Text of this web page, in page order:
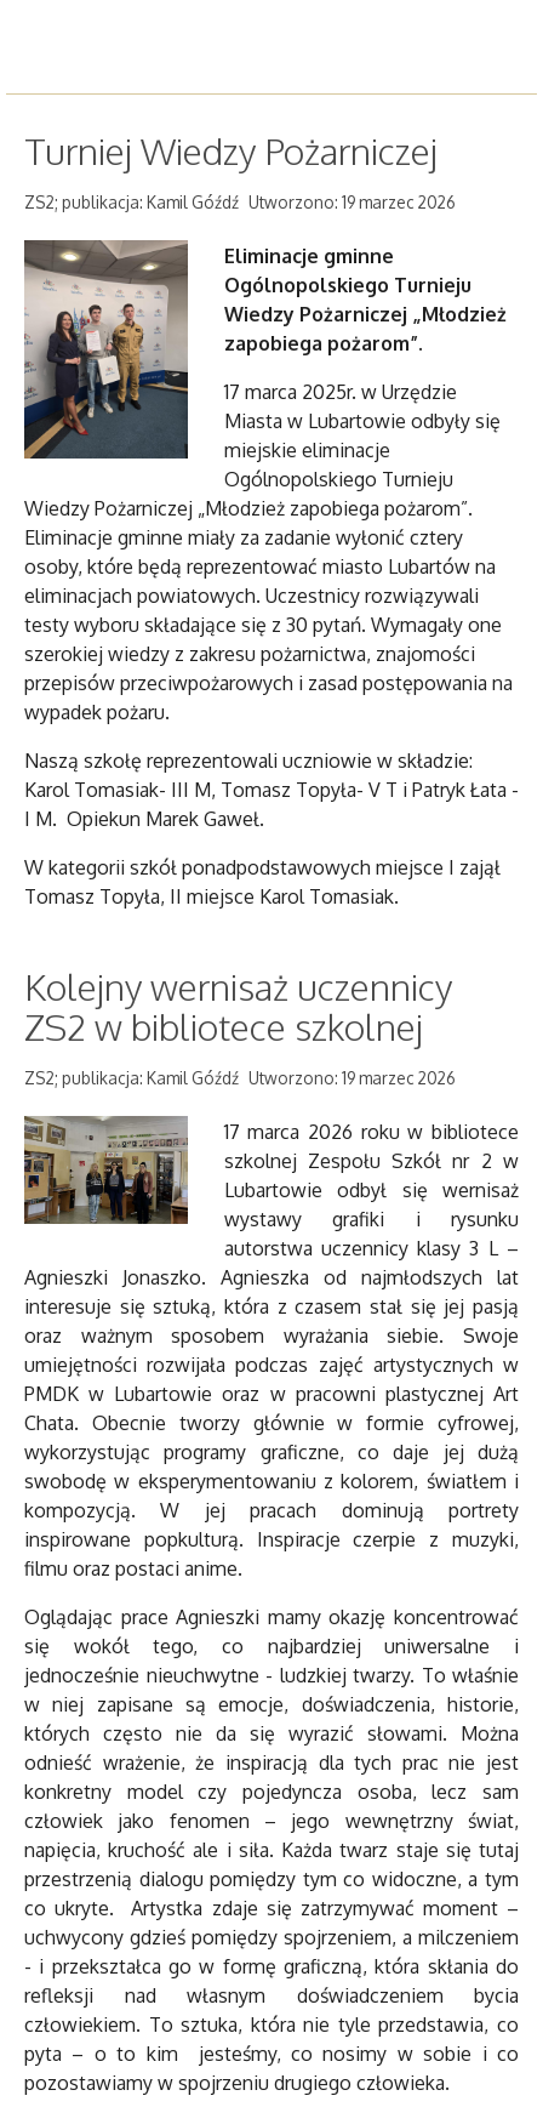
Turniej Wiedzy Pożarniczej
ZS2; publikacja: Kamil Góźdź Utworzono: 19 marzec 2026
Eliminacje gminne
Ogólnopolskiego Turnieju
Wiedzy Pożarniczej „Młodzież
zapobiega pożarom”.
17 marca 2025r. w Urzędzie
Miasta w Lubartowie odbyły się
miejskie eliminacje
Ogólnopolskiego Turnieju
Wiedzy Pożarniczej „Młodzież zapobiega pożarom”.
Eliminacje gminne miały za zadanie wyłonić cztery
osoby, które będą reprezentować miasto Lubartów na
eliminacjach powiatowych. Uczestnicy rozwiązywali
testy wyboru składające się z 30 pytań. Wymagały one
szerokiej wiedzy z zakresu pożarnictwa, znajomości
przepisów przeciwpożarowych i zasad postępowania na
wypadek pożaru.
Naszą szkołę reprezentowali uczniowie w składzie:
Karol Tomasiak- III M, Tomasz Topyła- V T i Patryk Łata -
I M. Opiekun Marek Gaweł.
W kategorii szkół ponadpodstawowych miejsce I zajął
Tomasz Topyła, II miejsce Karol Tomasiak.
Kolejny wernisaż uczennicy
ZS2 w bibliotece szkolnej
ZS2; publikacja: Kamil Góźdź Utworzono: 19 marzec 2026
17 marca 2026 roku w bibliotece
szkolnej Zespołu Szkół nr 2 w
Lubartowie odbył się wernisaż
wystawy grafiki i rysunku
autorstwa uczennicy klasy 3 L –
Agnieszki Jonaszko. Agnieszka od najmłodszych lat
interesuje się sztuką, która z czasem stał się jej pasją
oraz ważnym sposobem wyrażania siebie. Swoje
umiejętności rozwijała podczas zajęć artystycznych w
PMDK w Lubartowie oraz w pracowni plastycznej Art
Chata. Obecnie tworzy głównie w formie cyfrowej,
wykorzystując programy graficzne, co daje jej dużą
swobodę w eksperymentowaniu z kolorem, światłem i
kompozycją. W jej pracach dominują portrety
inspirowane popkulturą. Inspiracje czerpie z muzyki,
filmu oraz postaci anime.
Oglądając prace Agnieszki mamy okazję koncentrować
się wokół tego, co najbardziej uniwersalne i
jednocześnie nieuchwytne - ludzkiej twarzy. To właśnie
w niej zapisane są emocje, doświadczenia, historie,
których często nie da się wyrazić słowami. Można
odnieść wrażenie, że inspiracją dla tych prac nie jest
konkretny model czy pojedyncza osoba, lecz sam
człowiek jako fenomen – jego wewnętrzny świat,
napięcia, kruchość ale i siła. Każda twarz staje się tutaj
przestrzenią dialogu pomiędzy tym co widoczne, a tym
co ukryte. Artystka zdaje się zatrzymywać moment –
uchwycony gdzieś pomiędzy spojrzeniem, a milczeniem
- i przekształca go w formę graficzną, która skłania do
refleksji nad własnym doświadczeniem bycia
człowiekiem. To sztuka, która nie tyle przedstawia, co
pyta – o to kim jesteśmy, co nosimy w sobie i co
pozostawiamy w spojrzeniu drugiego człowieka.